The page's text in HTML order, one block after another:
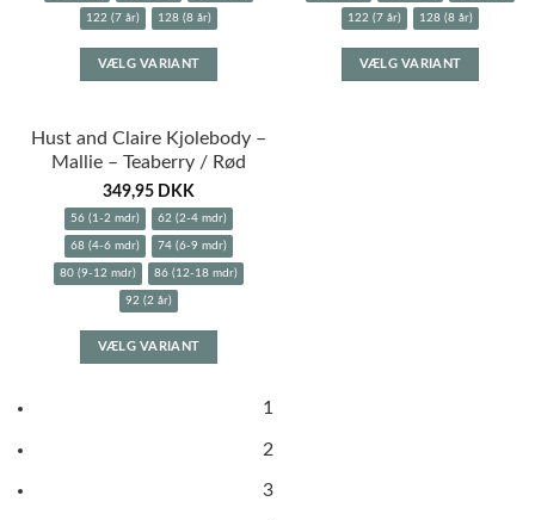
122 (7 år) 128 (8 år)
VÆLG VARIANT
Dette
varianter.
Mulighederne
vælges
på
varesiden
122 (7 år) 128 (8 år)
VÆLG VARIANT
Dette
Hust and Claire Kjolebody –
Mallie – Teaberry / Rød
349,95 DKK
56 (1-2 mdr) 62 (2-4 mdr)
68 (4-6 mdr) 74 (6-9 mdr)
80 (9-12 mdr) 86 (12-18 mdr)
92 (2 år)
VÆLG VARIANT
Dette
Mulighederne
1
2
3